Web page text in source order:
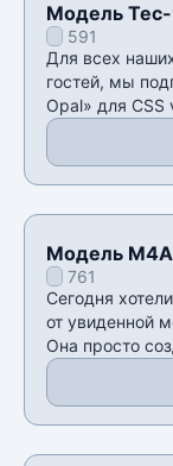
Модель Tec-
591
Для всех
гостей, мы
Opal» для CSS
Модель
761
Сегодня
от увиденной
Она просто